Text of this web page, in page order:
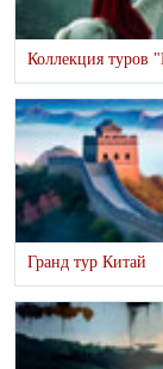
Коллекция туров
Гранд тур Китай